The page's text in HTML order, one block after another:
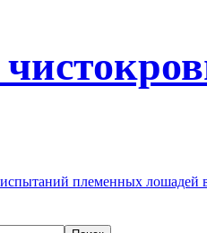
племенных лошадей